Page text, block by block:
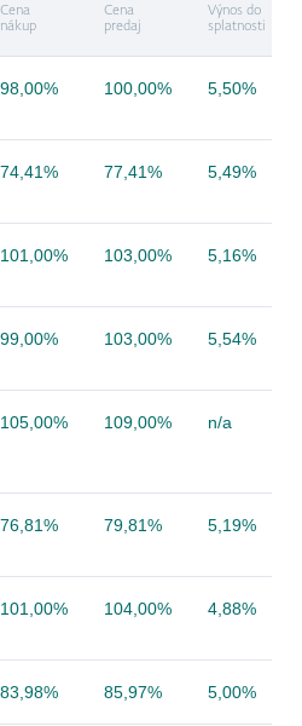
Cena
nákup
Cena
predaj
Výnos do
splatnosti
98,00% 100,00% 5,50%
74,41% 77,41% 5,49%
101,00% 103,00% 5,16%
99,00% 103,00% 5,54%
105,00% 109,00% n/a
76,81% 79,81% 5,19%
101,00% 104,00% 4,88%
83,98% 85,97% 5,00%